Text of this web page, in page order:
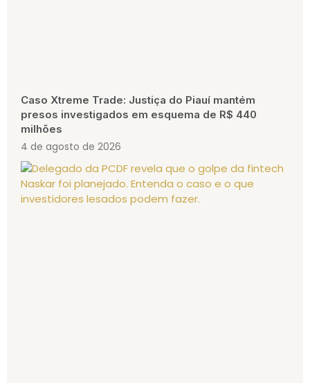
Caso Xtreme Trade: Justiça do Piauí mantém
presos investigados em esquema de R$ 440
milhões
4 de agosto de 2026